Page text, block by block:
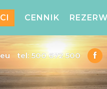
CENNIK
tel: 500 672 500